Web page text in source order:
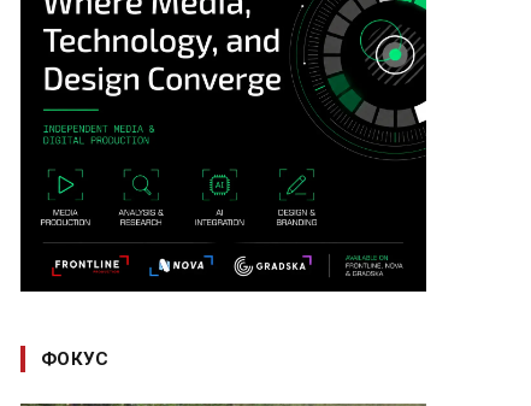
ФОКУС